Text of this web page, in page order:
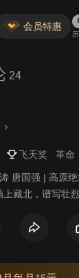
会员特惠
24
飞天奖 革命
唐国强 | 高原
藏北，谱写壮烈